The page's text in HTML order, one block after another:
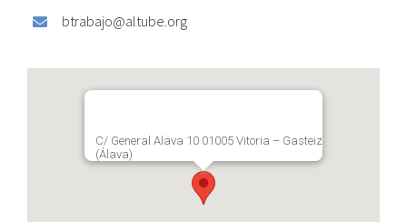
btrabajo@altube.org
C/ General Alava 10 01005 Vitoria – Gasteiz
(Álava)